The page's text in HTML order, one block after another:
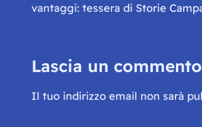
vantaggi: tessera di Storie
Lascia un commento
Il tuo indirizzo email non sarà